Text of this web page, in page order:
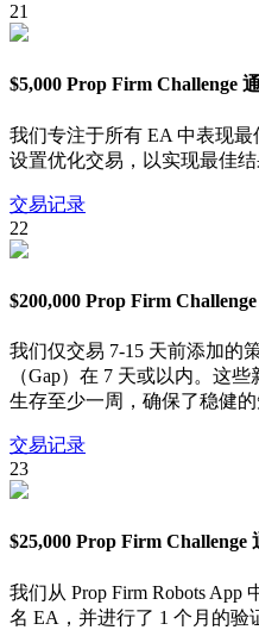
21
$5,000 Prop Firm Challenge
我们专注于所有 EA 中表现
设置优化交易，以实现最佳结
交易记录
22
$200,000 Prop Firm
我们仅交易 7-15 天前添加的
（Gap）在 7 天或以内。这
生存至少一周，确保了稳健的
交易记录
23
$25,000 Prop Firm Challenge
我们从 Prop Firm Robots
名 EA，并进行了 1 个月的